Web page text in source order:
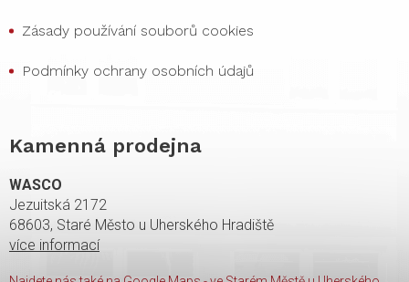
Zásady používání souborů cookies
Podmínky ochrany osobních údajů
Kamenná prodejna
WASCO
Jezuitská 2172
68603, Staré Město u Uherského Hradiště
více informací